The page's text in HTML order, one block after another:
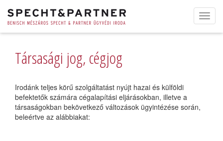
Társasági jog, cégjog
Irodánk teljes körű szolgáltatást nyújt hazai és külföldi
befektetők számára cégalapítási eljárásokban, illetve a
társaságokban bekövetkező változások ügyintézése során,
beleértve az alábbiakat: